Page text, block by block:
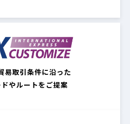
易取引条件に沿った
やルートをご提案